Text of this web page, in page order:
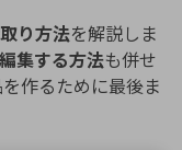
り方法を解説しま
集する方法も併せ
作るために最後ま